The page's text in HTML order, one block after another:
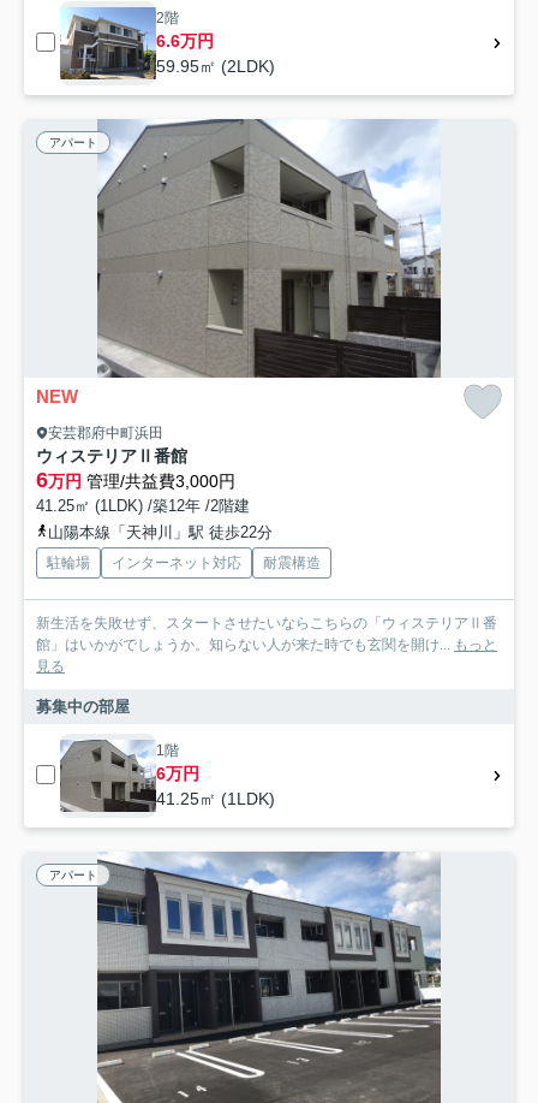
2階
6.6万円
59.95㎡ (2LDK)
アパート
NEW
安芸郡府中町浜田
ウィステリアⅡ番館
6万円 管理/共益費3,000円
41.25㎡ (1LDK) /築12年 /2階建
山陽本線「天神川」駅 徒歩22分
駐輪場 インターネット対応 耐震構造
新生活を失敗せず、スタートさせたいならこちらの「ウィステリアⅡ番
館」はいかがでしょうか。知らない人が来た時でも玄関を開け... もっと
見る
募集中の部屋
1階
6万円
41.25㎡ (1LDK)
アパート